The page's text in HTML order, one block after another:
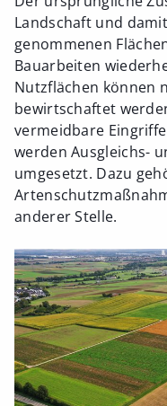
Landschaft und
genommenen
Bauarbeiten
Nutzflächen können
bewirtschaftet
vermeidbare
werden Ausgleichs-
umgesetzt. Dazu
anderer Stelle.